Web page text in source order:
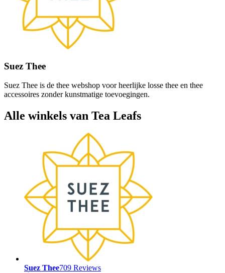
Suez Thee
Suez Thee is de thee webshop voor heerlijke losse thee en thee
accessoires zonder kunstmatige toevoegingen.
Alle winkels van Tea Leafs
Suez Thee709 Reviews